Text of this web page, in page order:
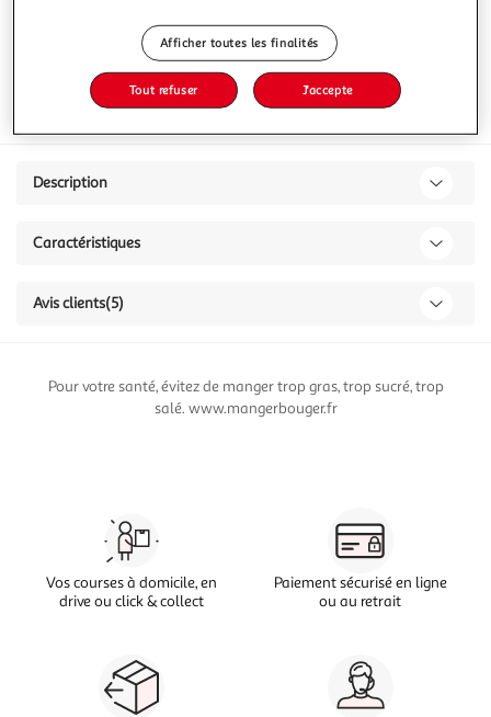
Description
Caractéristiques
Avis clients(5)
Pour votre santé, évitez de manger trop gras, trop sucré, trop
salé. www.mangerbouger.fr
Vos courses à domicile, en
drive ou click & collect
Paiement sécurisé en ligne
ou au retrait
Afficher toutes les finalités
Tout refuser J'accepte